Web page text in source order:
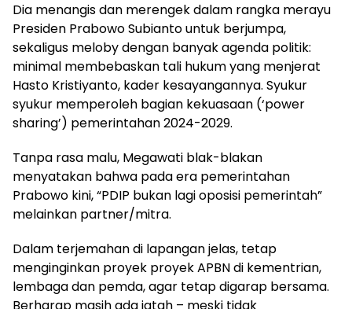
Dia menangis dan merengek dalam rangka merayu
Presiden Prabowo Subianto untuk berjumpa,
sekaligus meloby dengan banyak agenda politik:
minimal membebaskan tali hukum yang menjerat
Hasto Kristiyanto, kader kesayangannya. Syukur
syukur memperoleh bagian kekuasaan (‘power
sharing’) pemerintahan 2024-2029.
Tanpa rasa malu, Megawati blak-blakan
menyatakan bahwa pada era pemerintahan
Prabowo kini, “PDIP bukan lagi oposisi pemerintah”
melainkan partner/mitra.
Dalam terjemahan di lapangan jelas, tetap
menginginkan proyek proyek APBN di kementrian,
lembaga dan pemda, agar tetap digarap bersama.